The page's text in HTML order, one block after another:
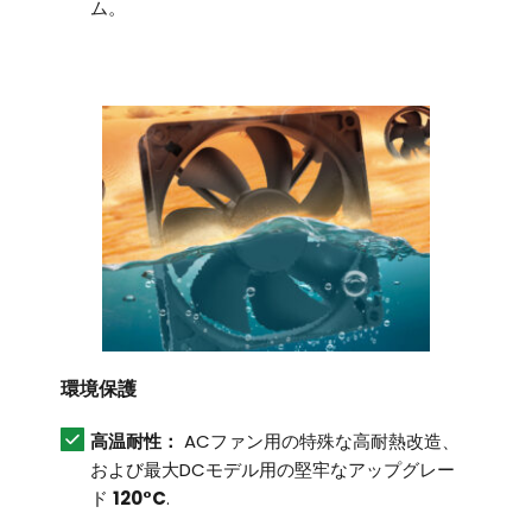
ム。
環境保護
高温耐性： ACファン用の特殊な高耐熱改造、
および最大DCモデル用の堅牢なアップグレー
ド 120°C.